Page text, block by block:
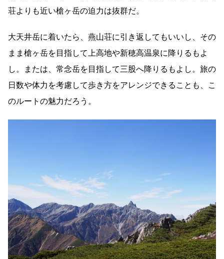
荘よりも近い槍ヶ岳の迫力は抜群だ。
大天井岳に着いたら、燕山荘に引き返してもいいし、その
まま槍ヶ岳を目指して上高地や新穂高温泉に降りるもよ
し。または、常念岳を目指して三股へ降りるもよし。旅の
日数や体力を考慮して歩き方をアレンジできることも、こ
のルートの魅力だろう。